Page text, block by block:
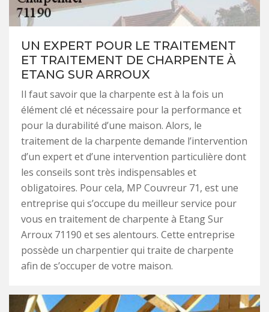
UN EXPERT POUR LE TRAITEMENT
ET TRAITEMENT DE CHARPENTE À
ETANG SUR ARROUX
Il faut savoir que la charpente est à la fois un
élément clé et nécessaire pour la performance et
pour la durabilité d’une maison. Alors, le
traitement de la charpente demande l’intervention
d’un expert et d’une intervention particulière dont
les conseils sont très indispensables et
obligatoires. Pour cela, MP Couvreur 71, est une
entreprise qui s’occupe du meilleur service pour
vous en traitement de charpente à Etang Sur
Arroux 71190 et ses alentours. Cette entreprise
possède un charpentier qui traite de charpente
afin de s’occuper de votre maison.